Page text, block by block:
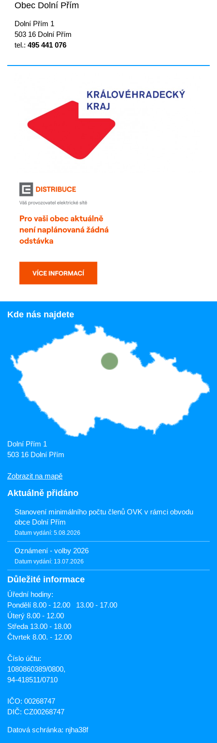
Obec Dolní Přím
Dolní Přím 1
503 16 Dolní Přím
tel.: 495 441 076
Kde nás najdete
Dolní Přím 1
503 16 Dolní Přím
Zobrazit na mapě
Aktuálně přidáno
Stanovení minimálního počtu členů OVK v rámci obvodu
obce Dolní Přím
Datum vydání: 5.08.2026
Oznámení - volby 2026
Datum vydání: 13.07.2026
Důležité informace
Úřední hodiny:
Pondělí 8.00 - 12.00 13.00 - 17.00
Úterý 8.00 - 12.00
Středa 13.00 - 18.00
Čtvrtek 8.00. - 12.00
Číslo účtu:
1080860389/0800,
94-418511/0710
IČO: 00268747
DIČ: CZ00268747
Datová schránka: njha38f